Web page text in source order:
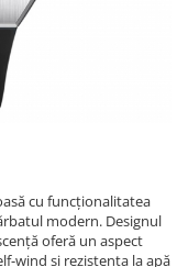
cu funcționalitatea
modern. Designul
oferă un aspect
wind și rezistența la apă